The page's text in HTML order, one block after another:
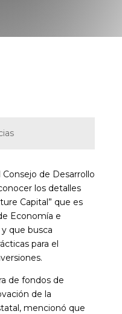
Consejo de Desarrollo
los detalles
Capital” que es
Economía e
que busca
para el
de fondos de
de la
mencionó que